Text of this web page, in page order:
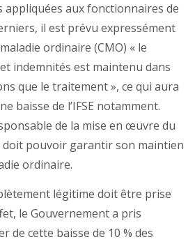
appliquées aux fonctionnaires de
il est prévu expressément
ordinaire (CMO) « le
indemnités est maintenu dans
que le traitement », ce qui aura
baisse de l’IFSE notamment.
de la mise en œuvre du
pouvoir garantir son maintien
ordinaire.
légitime doit être prise
le Gouvernement a pris
de cette baisse de 10 % des